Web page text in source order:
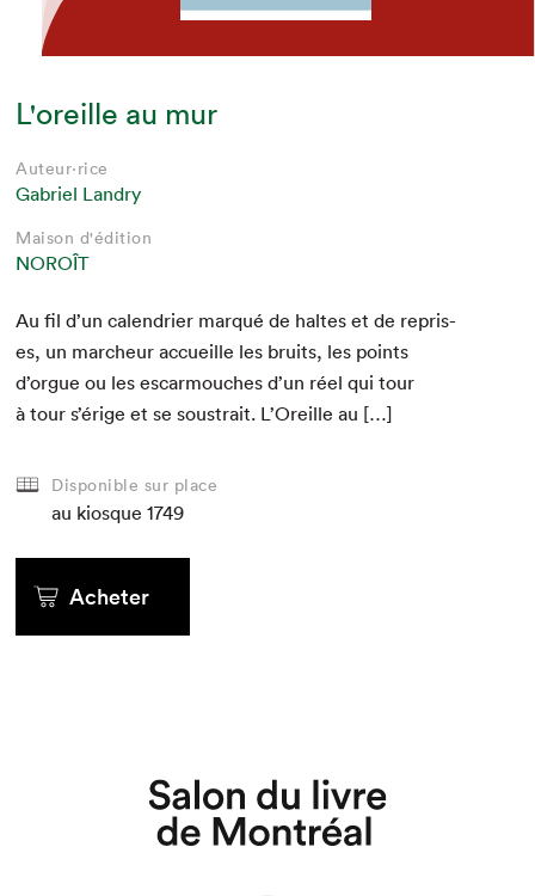
L'oreille au mur
Auteur·rice
Gabriel Landry
Maison d'édition
NOROÎT
Au fil d’un cal­en­dri­er mar­qué de haltes et de repris­
es, un marcheur accueille les bruits, les points
d’orgue ou les escar­mouch­es d’un réel qui tour
à tour s’érige et se sous­trait. L’Oreille au […]
Disponible sur place
au kiosque 1749
Acheter